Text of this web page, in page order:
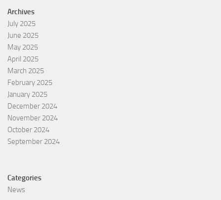
Archives
July 2025
June 2025
May 2025
April 2025
March 2025
February 2025
January 2025
December 2024
November 2024
October 2024
September 2024
Categories
News